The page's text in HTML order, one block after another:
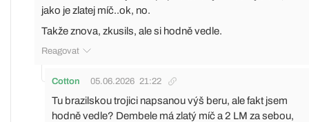
jako je zlatej míč..ok, no.
Takže znova, zkusils, ale si hodně vedle.
Reagovat
Cotton 05.06.2026 21:22
Tu brazilskou trojici napsanou výš beru, ale fakt jsem
hodně vedle? Dembele má zlatý míč a 2 LM za sebou,